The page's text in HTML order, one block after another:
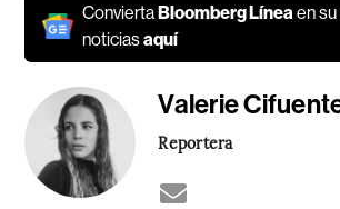
ConviertaBloomberg Línea en
noticiasaquí
Valerie
Reportera